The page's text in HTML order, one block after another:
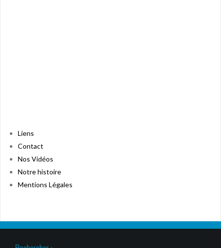
Liens
Contact
Nos Vidéos
Notre histoire
Mentions Légales